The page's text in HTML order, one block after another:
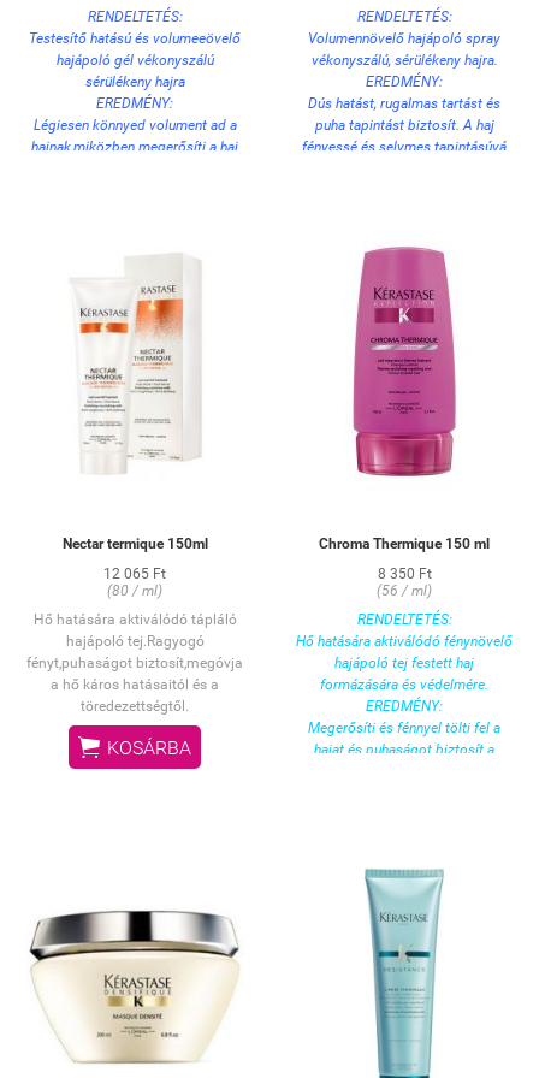
RENDELTETÉS:
Testesítő hatású és volumeeövelő
hajápoló gél vékonyszálú
sérülékeny hajra
EREDMÉNY:
Légiesen könnyed volument ad a
hajnak,miközben megerősíti a haj
vigyen fel a megmosott,
törülközőszáraz haj teljes
hosszára és a hajvégekre.
Finoman masszírozza a hajba,
hagyja 2-3 percig hatni, majd
alaposan öblítse ki.
RENDELTETÉS:
Volumennövelő hajápoló spray
vékonyszálú, sérülékeny hajra.
EREDMÉNY:
Dús hatást, rugalmas tartást és
puha tapintást biztosít. A haj
fényessé és selymes tapintásúvá
Permetezze a megmosott,
törülközőszáraz hajra a
hajtövektől a hajvégekig. NEM
KIÖBLÍTENDŐ! Szokásos módon
formázza haját.
Nectar termique 150ml
12 065 Ft
(80 / ml)
Hő hatására aktiválódó tápláló
hajápoló tej.Ragyogó
fényt,puhaságot biztosít,megóvja
a hő káros hatásaitól és a
töredezettségtől.
 KOSÁRBA
Chroma Thermique 150 ml
8 350 Ft
(56 / ml)
RENDELTETÉS:
Hő hatására aktiválódó fénynövelő
hajápoló tej festett haj
formázására és védelmére.
EREDMÉNY:
Megerősíti és fénnyel tölti fel a
hajat és puhaságot biztosít a
Könnyebbé teszi a haj szárítását,
valamint vasalását.
HASZNÁLAT:
1-2 mogyorónyi terméket vigyen
fel tincsenként a megmosott,
törülközőszáraz hajra. Finoman
masszírozza bele a hajszálakba,
majd ritka fogú fésűvel
kíméletesen fésülje át a haját. NEM
KIÖBLÍTENDŐ! Körkefe